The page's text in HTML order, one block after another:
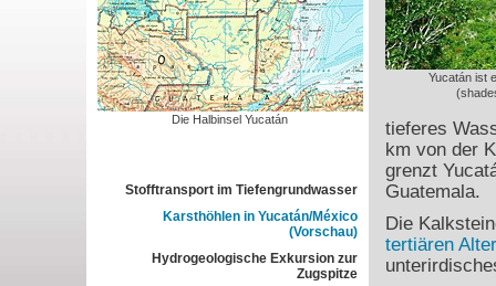
Die Halbinsel Yucatán
Stofftransport im Tiefengrundwasser
Karsthöhlen in Yucatán/México
(Vorschau)
Hydrogeologische Exkursion zur
Zugspitze
Yucatán ist
tieferes
km von der
grenzt
Guatemala.
Die
tertiären